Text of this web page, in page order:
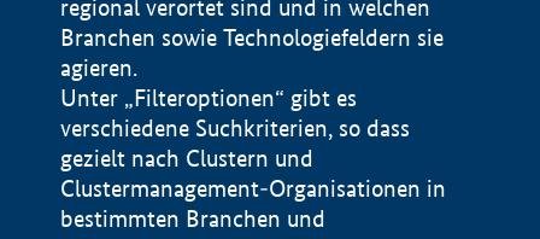
regional verortet sind und in welchen
Branchen sowie Technologiefeldern sie
agieren.
Unter „Filteroptionen“ gibt es
verschiedene Suchkriterien, so dass
gezielt nach Clustern und
Clustermanagement-Organisationen in
bestimmten Branchen und
Impressum
Datenschutzerklärung
BMWE, 2026 ©
100 km © Geobasis-DE / BKG 2015